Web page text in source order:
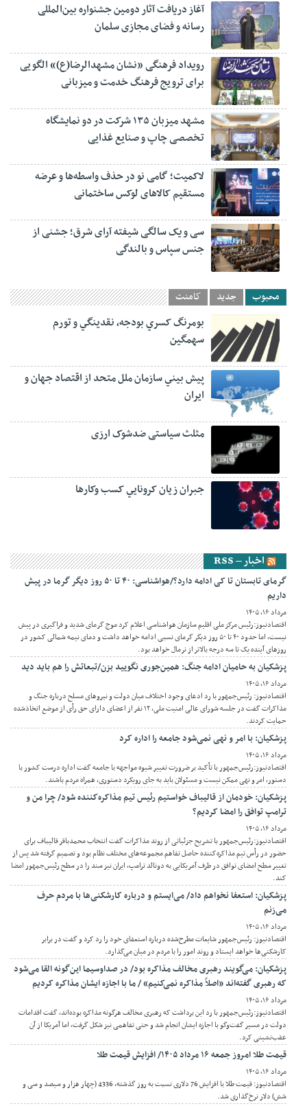
آغاز دریافت آثار دومین جشنواره بین‌المللی
رسانه و فضای مجازی سلمان
رویداد فرهنگی «نشان مشهدالرضا(ع)» الگویی
برای ترویج فرهنگ خدمت و میزبانی
مشهد میزبان ۱۳۵ شرکت در دو نمایشگاه
تخصصی چاپ و صنایع غذایی
لاکمیت؛ گامی نو در حذف واسطه‌ها و عرضه
مستقیم کالاهای لوکس ساختمانی
سی و یک سالگی شیفته آرای شرق؛ جشنی از
جنس سپاس و بالندگی
محبوب جدید کامنت
بومرنگ کسري بودجه، نقدينگي و تورم
سهمگين
پيش‏ بيني سازمان ملل متحد از اقتصاد جهان و
ايران
مثلث سیاستی ضدشوک ارزی
جبران زيان کرونايي کسب وکارها
اخبار – RSS
گرمای تابستان تا کی ادامه دارد؟/هواشناسی: ۴۰ تا ۵۰ روز دیگر گرما در پیش
داریم
مرداد ۱۶, ۱۴۰۵
اقتصادنیوز:رئیس مرکز ملی اقلیم سازمان هواشناسی اعلام کرد موج گرمای شدید و فراگیری در پیش
نیست، اما حدود ۴۰ تا ۵۰ روز دیگر گرمای نسبی ادامه خواهد داشت و دمای نیمه شمالی کشور در
روزهای آینده یک تا سه درجه بالاتر از نرمال خواهد بود.
پزشکیان به حامیان ادامه جنگ: همین‌جوری نگویید بزن/تبعاتش را هم باید دید
مرداد ۱۶, ۱۴۰۵
اقتصادنیوز: رئیس‌جمهور با رد ادعای وجود اختلاف میان دولت و نیروهای مسلح درباره جنگ و
مذاکرات گفت در جلسه شورای عالی امنیت ملی، ۱۲ نفر از اعضای دارای حق رأی از موضع اتخاذشده
حمایت کردند.
پزشکیان: با امر و نهی نمی‌شود جامعه را اداره کرد
مرداد ۱۶, ۱۴۰۵
اقتصادنیوز:رئیس‌جمهور با تأکید بر ضرورت تغییر شیوه مواجهه با جامعه گفت اداره درست کشور با
دستور، امر و نهی ممکن نیست و مسئولان باید به جای رویکرد دستوری، همراه مردم باشند.
پزشکیان: خودمان از قالیباف خواستیم رئیس تیم مذاکره‌کننده شود/ چرا من و
ترامپ توافق را امضا کردیم؟
مرداد ۱۶, ۱۴۰۵
اقتصادنیوز:رئیس‌جمهور با تشریح جزئیاتی از روند مذاکرات گفت انتخاب محمدباقر قالیباف برای
حضور در رأس تیم مذاکره‌کننده حاصل تفاهم مجموعه‌های مختلف نظام بود و تصمیم گرفته شد پس از
تغییر سطح امضای توافق در طرف آمریکایی به دونالد ترامپ، ایران نیز سند را در سطح رئیس‌جمهور امضا
کند.
پزشکیان: استعفا نخواهم داد/ می‌ایستم و درباره کارشکنی‌ها با مردم حرف
می‌زنم
مرداد ۱۶, ۱۴۰۵
اقتصادنیوز: رئیس‌جمهور شایعات مطرح‌شده درباره استعفای خود را رد کرد و گفت در برابر
کارشکنی‌ها خواهد ایستاد و روند امور را با مردم در میان می‌گذارد.
پزشکیان: می‌گویند رهبری مخالف مذاکره بود/ در صداوسیما این‌گونه القا می‌شود
که رهبری گفته‌اند «اصلاً مذاکره نمی‌کنیم» / ما با اجازه ایشان مذاکره کردیم
مرداد ۱۶, ۱۴۰۵
اقتصادنیوز:رئیس‌جمهور با رد این برداشت که رهبری مخالف هرگونه مذاکره بوده‌اند، گفت اقدامات
دولت در مسیر گفت‌وگو با اجازه ایشان انجام شد و حتی تفاهمی نیز شکل گرفت، اما آمریکا از آن
عقب‌نشینی کرد.
قیمت طلا امروز جمعه ۱۶ مرداد ۱۴۰۵/ افزایش قیمت طلا
مرداد ۱۶, ۱۴۰۵
اقتصادنیوز: قیمت طلا با افزایش 76 دلاری نسبت به روز گذشته، 4336 (چهار هزار و سیصد و سی و
شش) دلار نرخ‌گذاری شد.